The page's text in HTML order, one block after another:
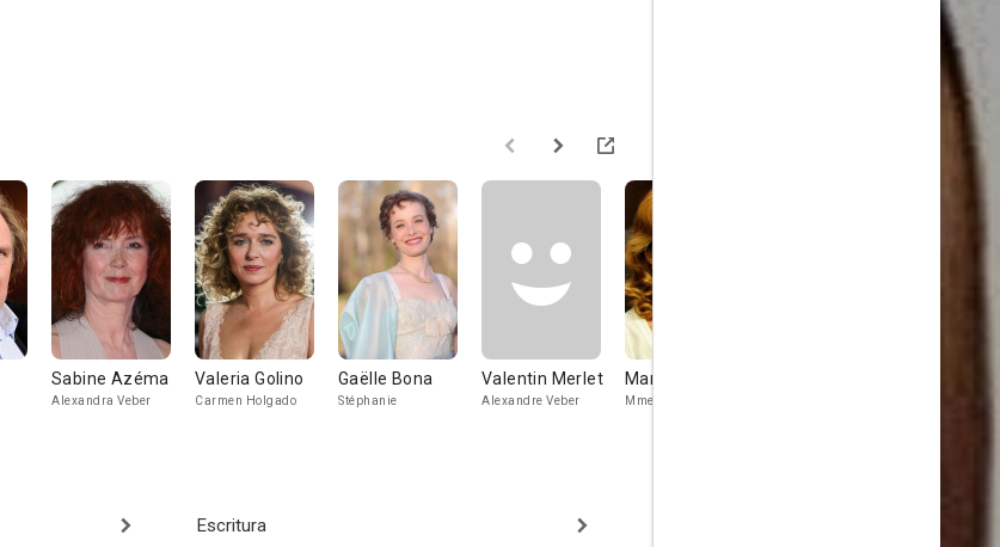
Sabine Azéma
Alexandra Veber
Valeria Golino
Carmen Holgado
Gaëlle Bona
Stéphanie
Valentin Merlet
Alexandre Veber
Mar Sodupe
Mme Escobar
Escritura